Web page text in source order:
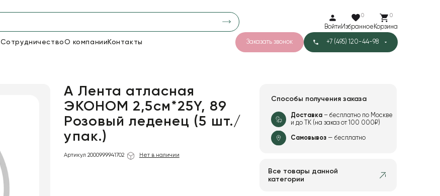
Войти
0
Избранное
0
Корзина
СотрудничествоО компании Контакты Заказать звонок +7 (495) 120-44-98
48
прозрачная
Бархат1
А Лента атласная
ЭКОНОМ 2,5см*25Y, 89
Розовый леденец (5 шт./
упак.)
Артикул 2000999941702 Нет в наличии
Способы получения заказа
Доставка– бесплатно по Москве
и до ТК (на заказ от 100 000₽)
Самовывоз— бесплатно
Все товары данной
категории